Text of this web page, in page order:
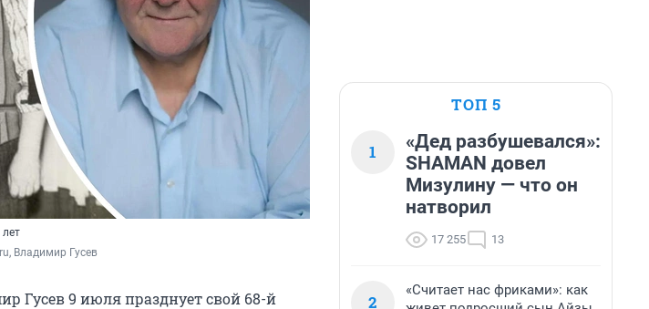
Владимир Гусев
Гусев 9 июля празднует свой 68-й
ТОП 5
1
«Дед разбушевался»:
SHAMAN довел
Мизулину — что он
натворил
17 255 13
2
«Считает нас фриками»: как